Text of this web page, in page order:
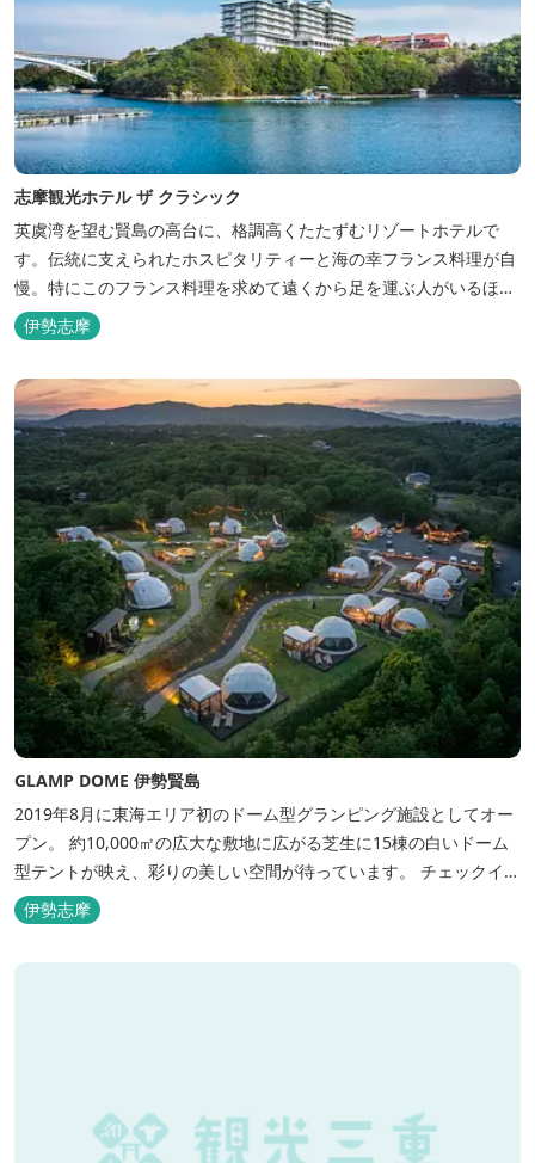
志摩観光ホテル ザ クラシック
英虞湾を望む賢島の高台に、格調高くたたずむリゾートホテルで
す。伝統に支えられたホスピタリティーと海の幸フランス料理が自
慢。特にこのフランス料理を求めて遠くから足を運ぶ人がいるほ
ど。洗練されたサービスに、寛ぎと至福のひとときを満喫してくだ
さい。 ※2016年6月7日リニューアルオープン
伊勢志摩
GLAMP DOME 伊勢賢島
2019年8月に東海エリア初のドーム型グランピング施設としてオー
プン。 約10,000㎡の広大な敷地に広がる芝生に15棟の白いドーム
型テントが映え、彩りの美しい空間が待っています。 チェックイン
後は『ハーゲンダッツ食べ放題』 夕食は松阪牛や伊勢海老を贅沢に
使用した「三重ブランドBBQプラン」や、1人前350ｇと食べ応え
のあるお肉を用意した「肉盛りプラン」などからお選びできま
伊勢志摩